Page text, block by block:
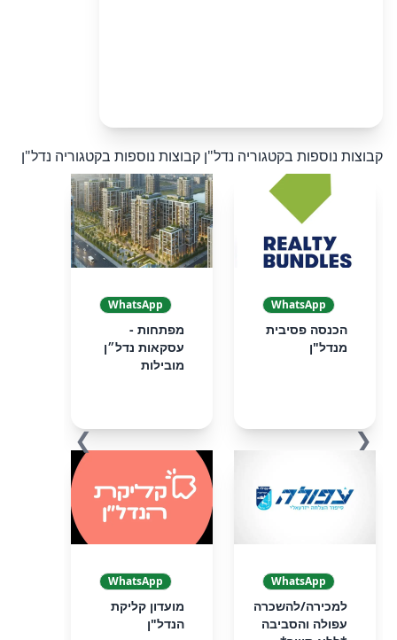
קבוצות נוספות בקטגוריה נדל"ן קבוצות נוספות בקטגוריה נדל"ן
❮
WhatsApp
הכנסה פסיבית
מנדל"ן
WhatsApp
מפתחות -
עסקאות נדל״ן
מובילות
WhatsApp
למכירה/להשכרה
עפולה והסביבה
WhatsApp
מועדון קליקת
הנדל"ן
❯